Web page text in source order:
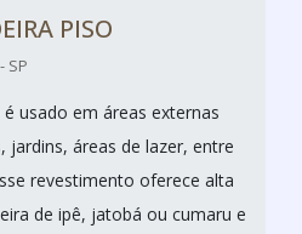
PISO
SP
usado em áreas externas
jardins, áreas de lazer, entre
revestimento oferece alta
de ipê, jatobá ou cumaru e